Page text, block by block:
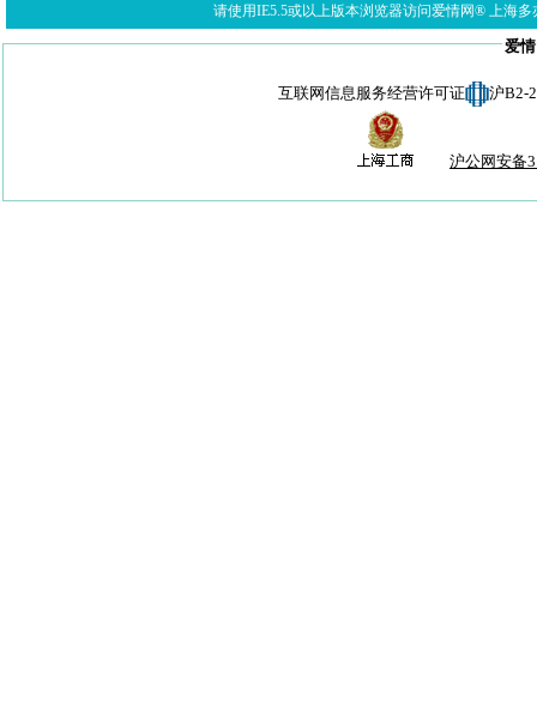
请使用IE5.5或以上版本浏览器访问爱情网® 上海多
爱
互联网信息服务经营许可证 沪B2-
沪公网安备